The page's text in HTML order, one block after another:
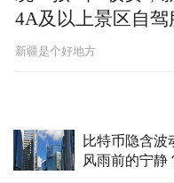
比特币隐含波
风雨前的宁静
4A及以上景区自驾
新疆是个好地方